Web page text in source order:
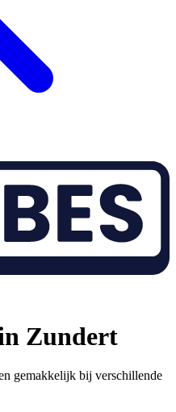
Zundert
gemakkelijk bij verschillende